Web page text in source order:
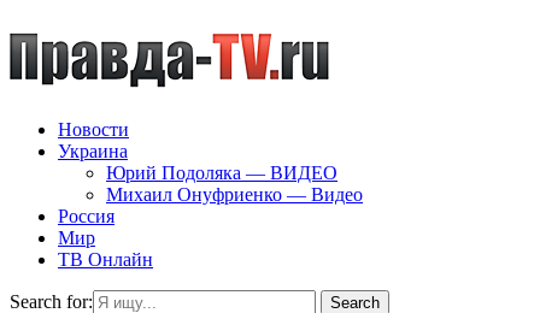
Новости
Украина
Юрий Подоляка — ВИДЕО
Михаил Онуфриенко — Видео
Россия
Мир
ТВ Онлайн
Search for:
Search